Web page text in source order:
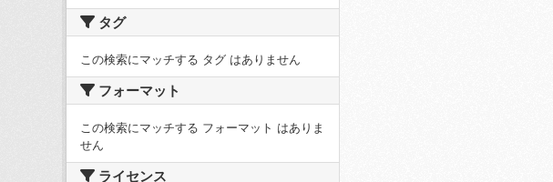
タグ
この検索にマッチする タグ はありません
フォーマット
この検索にマッチする フォーマット はありま
せん
ライセンス